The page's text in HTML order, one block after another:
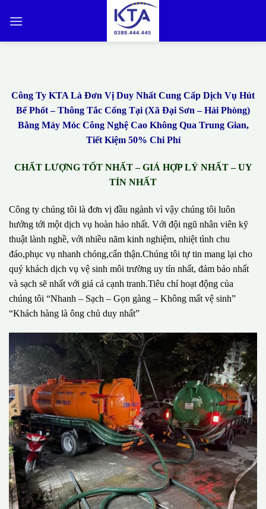
qua
Công Ty KTA Là Đơn Vị Duy Nhất Cung Cấp Dịch Vụ Hút
Bể Phốt – Thông Tắc Cống Tại (Xã Đại Sơn – Hải Phòng)
Bằng Máy Móc Công Nghệ Cao Không Qua Trung Gian,
Tiết Kiệm 50% Chi Phí
CHẤT LƯỢNG TỐT NHẤT – GIÁ HỢP LÝ NHẤT – UY
TÍN NHẤT
Công ty chúng tôi là đơn vị đầu ngành vì vậy chúng tôi luôn
hướng tới một dịch vụ hoàn hảo nhất. Với đội ngũ nhân viên kỹ
thuật lành nghề, với nhiều năm kinh nghiệm, nhiệt tình chu
đáo,phục vụ nhanh chóng,cẩn thận.Chúng tôi tự tin mang lại cho
quý khách dịch vụ vệ sinh môi trường uy tín nhất, đảm bảo nhất
và sạch sẽ nhất với giá cả cạnh tranh.Tiêu chí hoạt động của
chúng tôi “Nhanh – Sạch – Gọn gàng – Không mất vệ sinh”
“Khách hàng là ông chủ duy nhất”